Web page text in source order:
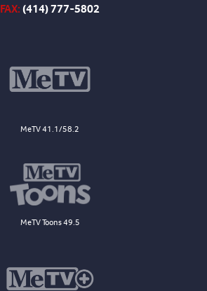
FAX:(414) 777-5802
MeTV 41.1/58.2
MeTV Toons 49.5